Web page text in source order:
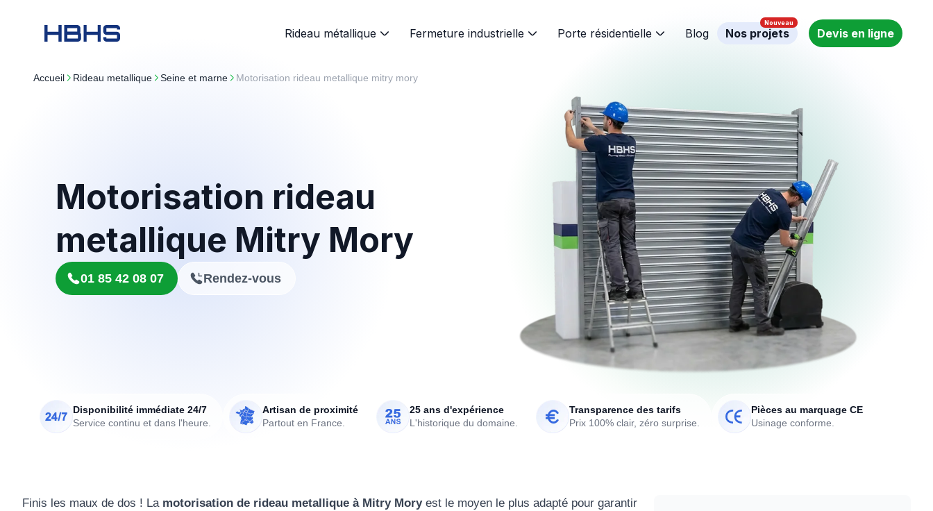
Rideau métallique Fermeture industrielle Porte résidentielle Blog Nos projets Devis en ligne
Accueil rideau metallique seine et marne Motorisation rideau metallique mitry mory
Motorisation rideau
metallique Mitry Mory
01 85 42 08 07 Rendez-vous
Disponibilité immédiate 24/7
Service continu et dans l'heure.
Artisan de proximité
Partout en France.
25 ans d'expérience
L'historique du domaine.
Transparence des tarifs
Prix 100% clair, zéro surprise.
Pièces au marquage CE
Usinage conforme.
Finis les maux de dos ! La motorisation de rideau metallique à Mitry Mory est le moyen le plus adapté pour garantir